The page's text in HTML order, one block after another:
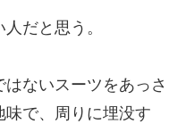
だと思う。
ないスーツをあっさ
味で、周りに埋没す